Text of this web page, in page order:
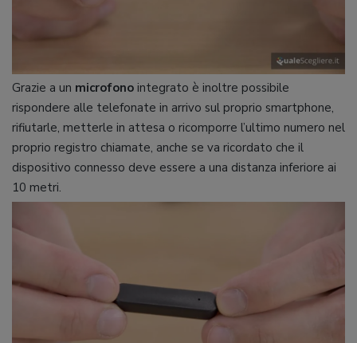
Grazie a un microfono integrato è inoltre possibile
rispondere alle telefonate in arrivo sul proprio smartphone,
rifiutarle, metterle in attesa o ricomporre l’ultimo numero nel
proprio registro chiamate, anche se va ricordato che il
dispositivo connesso deve essere a una distanza inferiore ai
10 metri.